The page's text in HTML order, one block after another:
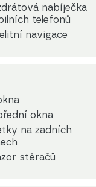
nabíječka
telefonů
navigace
okna
na zadních
stěračů